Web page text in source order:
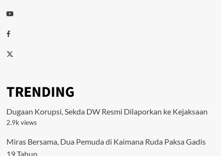
Youtube
Facebook
Twitter
TRENDING
Dugaan Korupsi, Sekda DW Resmi Dilaporkan ke Kejaksaan
2.9k views
Miras Bersama, Dua Pemuda di Kaimana Ruda Paksa Gadis
19 Tahun